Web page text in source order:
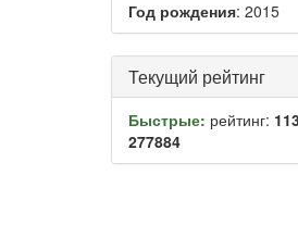
Год рождения: 2015
Текущий рейтинг
Быстрые: рейтинг:
277884